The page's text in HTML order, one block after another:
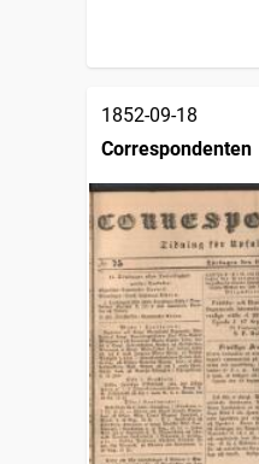
1852-09-18
Correspondenten